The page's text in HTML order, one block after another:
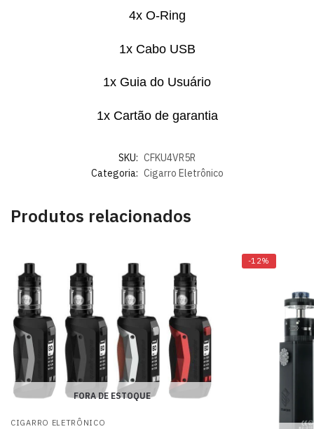
4x O-Ring
1x Cabo USB
1x Guia do Usuário
1x Cartão de garantia
SKU: CFKU4VR5R
Categoria: Cigarro Eletrônico
Produtos relacionados
FORA DE ESTOQUE
CIGARRO ELETRÔNICO
-12%